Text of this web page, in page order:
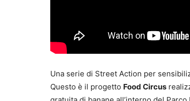
Una serie di Street Action per
Questo è il progetto Food Circus